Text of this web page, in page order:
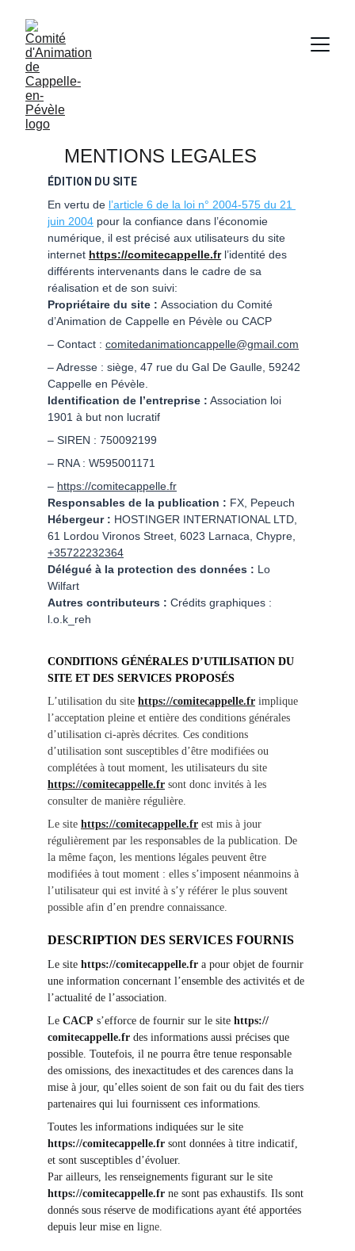
   MENTIONS LEGALES
ÉDITION DU SITE
En vertu de l’article 6 de la loi n° 2004-575 du 21
juin 2004 pour la confiance dans l’économie
numérique, il est précisé aux utilisateurs du site
internet https://comitecappelle.fr l’identité des
différents intervenants dans le cadre de sa
réalisation et de son suivi:
Propriétaire du site : Association du Comité
d’Animation de Cappelle en Pévèle ou CACP
– Contact : comitedanimationcappelle@gmail.com
– Adresse : siège, 47 rue du Gal De Gaulle, 59242
Cappelle en Pévèle.
Identification de l’entreprise : Association loi
1901 à but non lucratif
– SIREN : 750092199
– RNA : W595001171
– https://comitecappelle.fr
Responsables de la publication : FX, Pepeuch
Hébergeur : HOSTINGER INTERNATIONAL LTD,
61 Lordou Vironos Street, 6023 Larnaca, Chypre,
+35722232364
Délégué à la protection des données : Lo
Wilfart
Autres contributeurs : Crédits graphiques :
l.o.k_reh
CONDITIONS GÉNÉRALES D’UTILISATION DU
SITE ET DES SERVICES PROPOSÉS
L’utilisation du site https://comitecappelle.fr implique
l’acceptation pleine et entière des conditions générales
d’utilisation ci-après décrites. Ces conditions
d’utilisation sont susceptibles d’être modifiées ou
complétées à tout moment, les utilisateurs du site
https://comitecappelle.fr sont donc invités à les
consulter de manière régulière.
Le site https://comitecappelle.fr est mis à jour
régulièrement par les responsables de la publication. De
la même façon, les mentions légales peuvent être
modifiées à tout moment : elles s’imposent néanmoins à
l’utilisateur qui est invité à s’y référer le plus souvent
possible afin d’en prendre connaissance.
DESCRIPTION DES SERVICES FOURNIS
Le site https://comitecappelle.fr a pour objet de fournir
une information concernant l’ensemble des activités et de
l’actualité de l’association.
Le CACP s’efforce de fournir sur le site https://
comitecappelle.fr des informations aussi précises que
possible. Toutefois, il ne pourra être tenue responsable
des omissions, des inexactitudes et des carences dans la
mise à jour, qu’elles soient de son fait ou du fait des tiers
partenaires qui lui fournissent ces informations.
Toutes les informations indiquées sur le site
https://comitecappelle.fr sont données à titre indicatif,
et sont susceptibles d’évoluer.
Par ailleurs, les renseignements figurant sur le site
https://comitecappelle.fr ne sont pas exhaustifs. Ils sont
donnés sous réserve de modifications ayant été apportées
depuis leur mise en ligne.